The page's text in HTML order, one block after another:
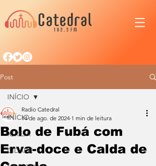
Post
INÍCIO
IGREJA
CIDADE
INÍCIO
Bolo de Fubá com
Erva-doce e Calda de
Radio Catedral
14 de ago. de 2024 1 min de leitura